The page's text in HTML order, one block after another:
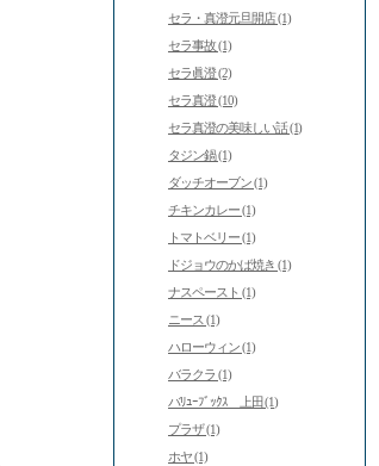
セラ・真澄元旦開店 (1)
セラ事故 (1)
セラ眞澄 (2)
セラ真澄 (10)
セラ真澄の美味しい話 (1)
タジン鍋 (1)
ダッチオーブン (1)
チキンカレー (1)
トマトベリー (1)
ドジョウのかば焼き (1)
ナスペースト (1)
ニース (1)
ハローウィン (1)
バラクラ (1)
バﾘｭｰﾌﾞｯｸｽ 上田 (1)
プラザ (1)
ホヤ (1)